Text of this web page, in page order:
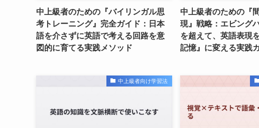
中上級者のための『バイリンガル思
考トレーニング』完全ガイド：日本
語を介さずに英語で考える回路を意
図的に育てる実践メソッド
中上級者のための『
現』戦略：エビング
を超えて、英語表現
記憶』に変える実践
中上級者向け学習法